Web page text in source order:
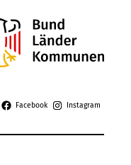
Facebook Instagram